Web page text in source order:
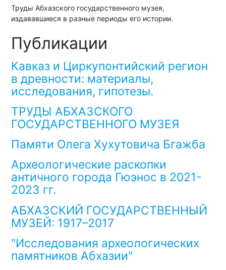
Труды Абхазского государственного музея,
издававшиеся в разные периоды его истории.
Публикации
Кавказ и Циркупонтийский регион
в древности: материалы,
исследования, гипотезы.
ТРУДЫ АБХАЗСКОГО
ГОСУДАРСТВЕННОГО МУЗЕЯ
Памяти Олега Хухутовича Бгажба
Археологические раскопки
античного города Гюэнос в 2021-
2023 гг.
АБХАЗСКИЙ ГОСУДАРСТВЕННЫЙ
МУЗЕЙ: 1917–2017
"Исследования археологических
памятников Абхазии"